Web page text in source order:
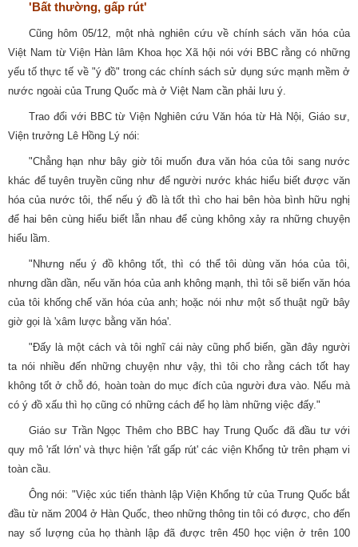
'Bất thường, gấp rút'
Cũng hôm 05/12, một nhà nghiên cứu về chính sách văn hóa của
Việt Nam từ Viện Hàn lâm Khoa học Xã hội nói với BBC rằng có những
yếu tố thực tế về "ý đồ" trong các chính sách sử dụng sức mạnh mềm ở
nước ngoài của Trung Quốc mà ở Việt Nam cần phải lưu ý.
Trao đổi với BBC từ Viện Nghiên cứu Văn hóa từ Hà Nội, Giáo sư,
Viện trưởng Lê Hồng Lý nói:
"Chẳng hạn như bây giờ tôi muốn đưa văn hóa của tôi sang nước
khác để tuyên truyền cũng như để người nước khác hiểu biết được văn
hóa của nước tôi, thế nếu ý đồ là tốt thì cho hai bên hòa bình hữu nghị
để hai bên cùng hiểu biết lẫn nhau để cùng không xảy ra những chuyện
hiểu lầm.
"Nhưng nếu ý đồ không tốt, thì có thể tôi dùng văn hóa của tôi,
nhưng dần dần, nếu văn hóa của anh không mạnh, thì tôi sẽ biến văn hóa
của tôi khống chế văn hóa của anh; hoặc nói như một số thuật ngữ bây
giờ gọi là 'xâm lược bằng văn hóa'.
"Đấy là một cách và tôi nghĩ cái này cũng phổ biến, gần đây người
ta nói nhiều đến những chuyện như vậy, thì tôi cho rằng cách tốt hay
không tốt ở chỗ đó, hoàn toàn do mục đích của người đưa vào. Nếu mà
có ý đồ xấu thì họ cũng có những cách để họ làm những việc đấy."
Giáo sư Trần Ngọc Thêm cho BBC hay Trung Quốc đã đầu tư với
quy mô 'rất lớn' và thực hiện 'rất gấp rút' các viện Khổng tử trên phạm vi
toàn cầu.
Ông nói: "Việc xúc tiến thành lập Viện Khổng tử của Trung Quốc bắt
đầu từ năm 2004 ở Hàn Quốc, theo những thông tin tôi có được, cho đến
nay số lượng của họ thành lập đã được trên 450 học viện ở trên 100